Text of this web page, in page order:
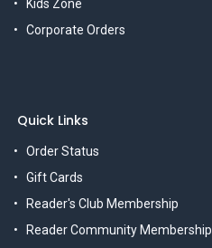
Kids Zone
Corporate Orders
Quick Links
Order Status
Gift Cards
Reader's Club Membership
Reader Community Membership